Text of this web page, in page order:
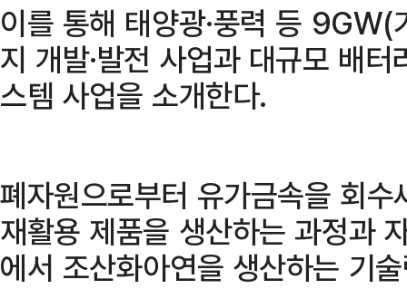
이를 통해 태양광·풍력 등
지 개발·발전 사업과 대규모 배
스템 사업을 소개한다.
폐자원으로부터 유가금속을 회
재활용 제품을 생산하는 과정과
에서 조산화아연을 생산하는 기